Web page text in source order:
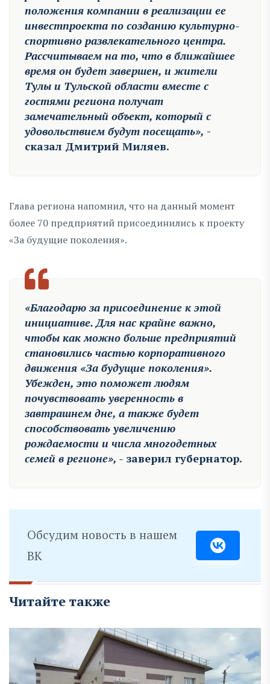
положения компании в реализации ее
инвестпроекта по созданию культурно-
спортивно развлекательного центра.
Рассчитываем на то, что в ближайшее
время он будет завершен, и жители
Тулы и Тульской области вместе с
гостями региона получат
замечательный объект, который с
удовольствием будут посещать», -
сказал Дмитрий Миляев.
Глава региона напомнил, что на данный момент
более 70 предприятий присоединились к проекту
«За будущие поколения».
«Благодарю за присоединение к этой
инициативе. Для нас крайне важно,
чтобы как можно больше предприятий
становились частью корпоративного
движения «За будущие поколения».
Убежден, это поможет людям
почувствовать уверенность в
завтрашнем дне, а также будет
способствовать увеличению
рождаемости и числа многодетных
семей в регионе», - заверил губернатор.
Обсудим новость в нашем
ВК
Читайте также